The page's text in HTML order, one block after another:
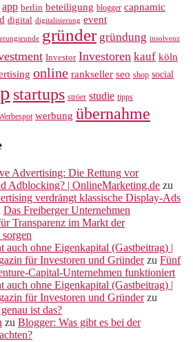
app berlin beteiligung blogger capnamic
digital digitalisierung event
gründer gründung insolvenz
Investor Investoren kauf köln
online rankseller seo shop social
startups ströer studie tipps
werbung übernahme
Advertising: Die Rettung vor
Adblocking? | OnlineMarketing.de zu
verdrängt klassische Display-Ads
Das Freiberger Unternehmen
Transparenz im Markt der
auch ohne Eigenkapital (Gastbeitrag) |
für Investoren und Gründerzu Fünf
Capital-Unternehmen funktioniert
auch ohne Eigenkapital (Gastbeitrag) |
für Investoren und Gründerzu
ist das?
zu Blogger: Was gibt es bei der